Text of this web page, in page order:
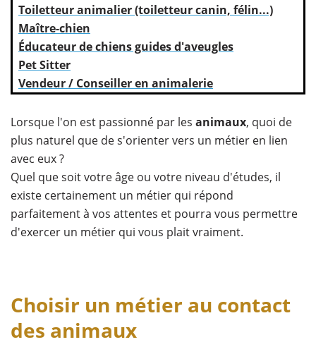
Toiletteur animalier (toiletteur canin, félin...)
Maître-chien
Éducateur de chiens guides d'aveugles
Pet Sitter
Vendeur / Conseiller en animalerie
​Lorsque l'on est passionné par les animaux, quoi de
plus naturel que de s'orienter vers un métier en lien
avec eux ?
Quel que soit votre âge ou votre niveau d'études, il
existe certainement un métier qui répond
parfaitement à vos attentes et pourra vous permettre
d'exercer un métier qui vous plait vraiment.
Choisir un métier au contact
des animaux